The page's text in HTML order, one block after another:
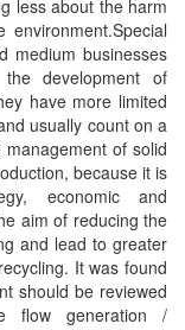
less about the harm
medium businesses
development of
have more limited
usually count on a
of solid
because it is
economic and
aim of reducing the
and lead to greater
It was found
should be reviewed
flow generation /